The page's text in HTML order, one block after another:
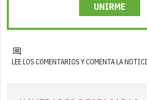
UNIRME
LEE LOS COMENTARIOS Y COMENTA LA